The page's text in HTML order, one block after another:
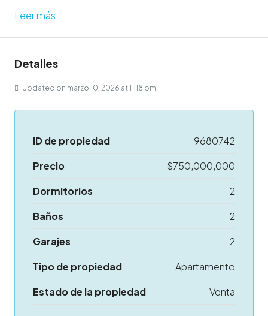
Leer más
Detalles
Updated on marzo 10, 2026 at 11:18 pm
ID de propiedad
9680742
Precio
$750,000,000
Dormitorios
2
Baños
2
Garajes
2
Tipo de propiedad
Apartamento
Estado de la propiedad
Venta